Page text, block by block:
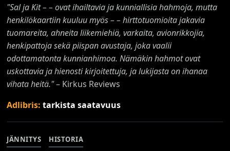
"Sal ja Kit – – ovat ihailtavia ja kunniallisia hahmoja, mutta
henkilökaartiin kuuluu myös – – hirttotuomioita jakavia
tuomareita, ahneita liikemiehiä, varkaita, avionrikkojia,
henkipattoja sekä piispan avustaja, joka vaalii
odottamatonta kunnianhimoa. Nämäkin hahmot ovat
uskottavia ja hienosti kirjoitettuja, ja lukijasta on ihanaa
vihata heitä."– Kirkus Reviews
Adlibris:tarkista saatavuus
JÄNNITYS HISTORIA